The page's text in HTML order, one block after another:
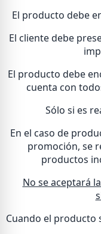
El producto debe
El cliente debe
El producto debe
cuenta con
Sólo si es
En el caso de
promoción, se
productos
No se aceptará
Cuando el producto